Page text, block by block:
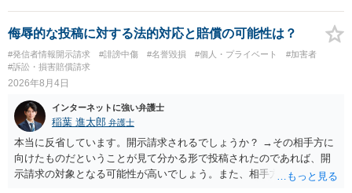
侮辱的な投稿に対する法的対応と賠償の可能性は？
#発信者情報開示請求 #誹謗中傷 #名誉毀損 #個人・プライベート
#加害者
#訴訟・損害賠償請求
2026年8月4日
インターネットに強い弁護士
稲葉 進太郎 弁護士
本当に反省しています。開示請求されるでしょうか？ →その相手方に
向けたものだということが見て分かる形で投稿されたのであれば、開
示請求の対象となる可能性が高いでしょう。また、相手方の投稿した